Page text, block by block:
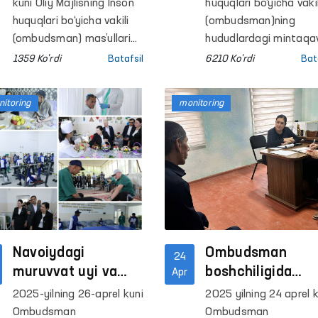
saqlanadigan yopiq
muassasalardagi
sharoitlar o‘rganildi
kuni Oliy Majlisning Inson
huquqlari bo‘yicha vakili
(ombudsman) mas’ullari
Sirdaryo viloyati, Yangiyer
hibsxonasiga monitoring
tashrifi amalga oshirildi.
Tashrif davomida
mahkum va mahbuslarga
yaratilgan sharoitlar,
jumladan, oshxona, oziq-
ovqat mahsulotlarini
saqlash va tibbiy
holatlari hamda xo‘jalik
ishlariga jalb etilgan
mahkumlarning mehnat
sharoitlari o‘rganildi.
1359 Ko'rdi Batafsil
monitoring
tashriflarida
qanday
aniqlandi?
huquqlari bo‘yicha
(ombudsman)ning
hududlardagi
vakillari tomonidan
Samarqand, Jizzax,
Andijon, Namangan,
Xorazm va Toshkent
viloyatlari hamda
Toshkent shahrida
joylashgan majburiy
davolash hamda
penetensiar
monitoring tashriflari
amalga oshirildi.
6210 Ko'rdi
Navoiydagi
muruvvat uyi va
jazoni ijro etish
koloniyalaridagi
2025-yilning 26-aprel kuni
Ombudsman
24
Apr
Ombudsman
boshchiligida
Navoiydagi qator
harakatlanish
2025 yilning 24 aprel
Ombudsman
monitoring